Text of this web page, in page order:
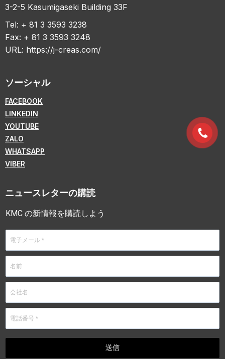
3-2-5 Kasumigaseki Building 33F
Tel: + 81 3 3593 3238
Fax: + 81 3 3593 3248
URL: https://j-creas.com/
ソーシャル
FACEBOOK
LINKEDIN
YOUTUBE
ZALO
WHATSAPP
VIBER
ニュースレターの購読
KMC の新情報を購読しよう